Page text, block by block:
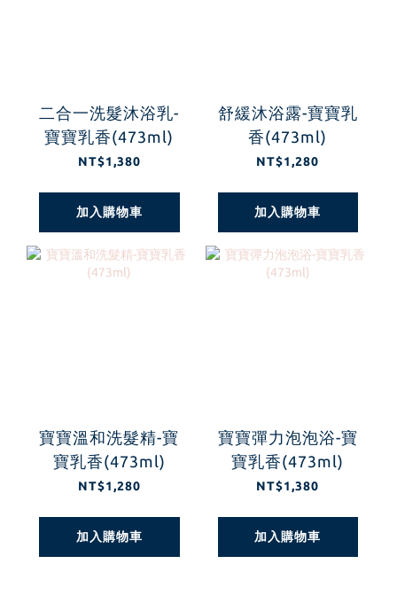
二合一洗髮沐浴乳-
寶寶乳香(473ml)
NT$1,380
加入購物車
舒緩沐浴露-寶寶乳
香(473ml)
NT$1,280
加入購物車
寶寶溫和洗髮精-寶
寶乳香(473ml)
NT$1,280
加入購物車
寶寶彈力泡泡浴-寶
寶乳香(473ml)
NT$1,380
加入購物車